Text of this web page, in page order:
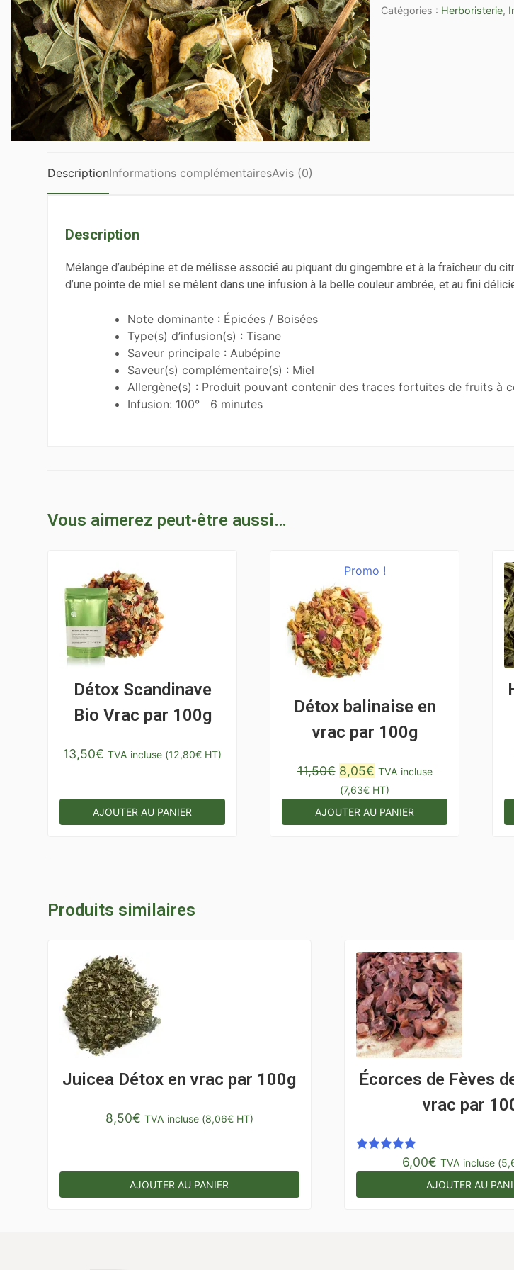
GINGER
Catégories : Herboristerie,
DescriptionInformations complémentairesAvis (0)
Description
Mélange d’aubépine et de mélisse associé au piquant du gingembre et à la fraîcheur du
d’une pointe de miel se mêlent dans une infusion à la belle couleur ambrée, et au fini
Note dominante : Épicées / Boisées
Type(s) d’infusion(s) : Tisane
Saveur principale : Aubépine
Saveur(s) complémentaire(s) : Miel
Allergène(s) : Produit pouvant contenir des traces fortuites de fruits à
Infusion: 100° 6 minutes
Vous aimerez peut-être aussi…
Détox Scandinave
Bio Vrac par 100g
13,50€ TVA incluse (12,80€ HT)
AJOUTER AU PANIER
Promo !
Détox balinaise en
vrac par 100g
11,50€ Le
prix
initial
était :
8,05€Le
prix
actuel
est :
TVA incluse
(7,63€ HT)
AJOUTER AU PANIER
Produits similaires
Juicea Détox en vrac par 100g
8,50€ TVA incluse (8,06€HT)
AJOUTER AU PANIER
Écorces de Fèves
vrac par
5.006,00€ TVA incluse (
AJOUTER AU